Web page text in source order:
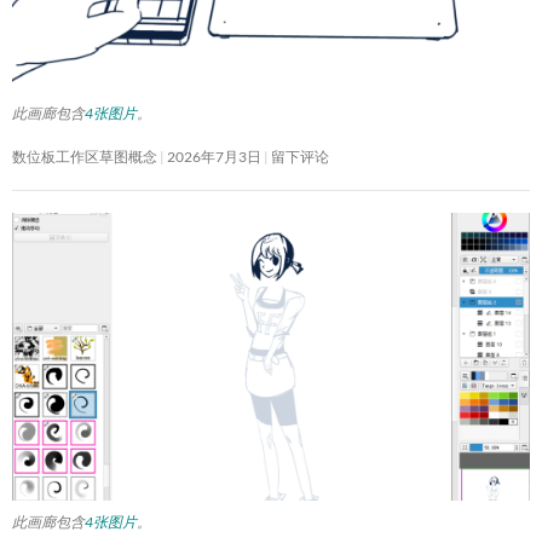
此画廊包含4张图片。
数位板工作区草图概念 2026年7月3日 留下评论
此画廊包含4张图片。